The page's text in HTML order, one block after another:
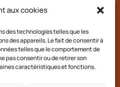
aux cookies
des technologies telles que les
des appareils. Le fait de consentir à
telles que le comportement de
pas consentir ou de retirer son
caractéristiques et fonctions.